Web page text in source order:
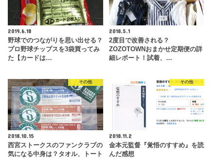
2019.6.18
野球でのつながりを思い出せる？
プロ野球チップスを3袋買ってみ
た【カードは…
2018.5.1
2度目で改善される？
ZOZOTOWNおまかせ定期便の詳
細レポート！試着、…
その他
2018.10.15
西宮ストークスのファンクラブの
気になる中身は？タオル、トート
その他
2018.11.2
金本元監督『覚悟のすすめ』を読
んだ感想